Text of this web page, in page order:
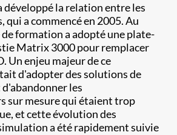
la relation entre les
qui a commencé en 2005. Au
formation a adopté une plate-
Matrix 3000 pour remplacer
Un enjeu majeur de ce
d'adopter des solutions de
les
sur mesure qui étaient trop
et cette évolution des
a été rapidement suivie